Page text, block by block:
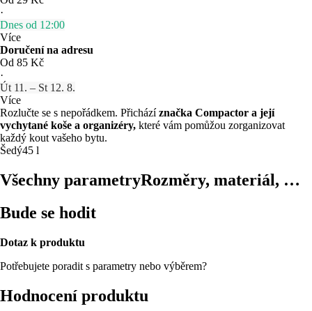
·
Dnes od 12:00
Více
Doručení na adresu
Od 85 Kč
·
Út 11. – St 12. 8.
Více
Rozlučte se s nepořádkem. Přicházíznačka Compactor a její
vychytané koše a organizéry, které vám pomůžou zorganizovat
každý kout vašeho bytu.
Šedý45 l
Všechny parametryRozměry, materiál, …
Bude se hodit
Dotaz k produktu
Potřebujete poradit s parametry nebo výběrem?
Hodnocení produktu